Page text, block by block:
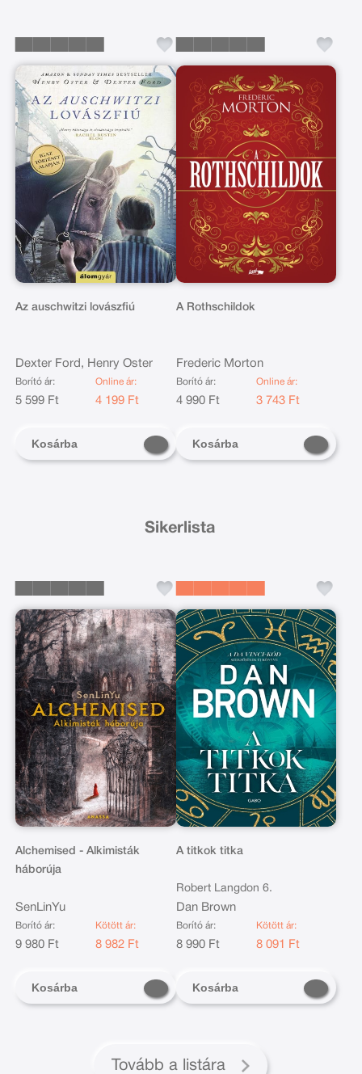
Az auschwitzi lovászfiú
Dexter Ford, Henry Oster
Borító ár:
5 599 Ft
Online ár:
4 199 Ft
Kosárba
A Rothschildok
Frederic Morton
Borító ár:
4 990 Ft
Online ár:
3 743 Ft
Kosárba
Sikerlista
Alchemised - Alkimisták
háborúja
SenLinYu
Borító ár:
9 980 Ft
Kötött ár:
8 982 Ft
Kosárba
A titkok titka
Robert Langdon 6.
Dan Brown
Borító ár:
8 990 Ft
Kötött ár:
8 091 Ft
Kosárba
Tovább a listára